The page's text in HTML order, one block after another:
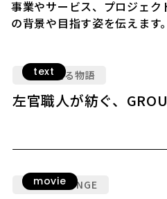
事業やサービス、プロジェ
の背景や目指す姿を伝えます。
text
ともに創る物語
左官職人が紡ぐ、
movie
VOICE LOUNGE